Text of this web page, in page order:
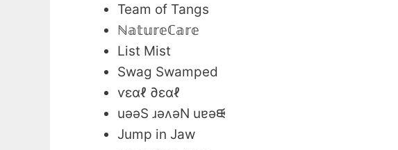
Team of Tangs
ℕ𝕒𝕥𝕦𝕣𝕖ℂ𝕒𝕣𝕖
List Mist
Swag Swamped
ѵεαℓ ∂εαℓ
uǝǝS ɹǝʌǝN uɐǝᙠ
Jump in Jaw